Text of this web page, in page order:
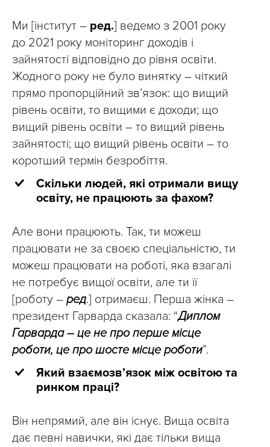
Ми [інститут – ред.] ведемо з 2001 року
до 2021 року моніторинг доходів і
зайнятості відповідно до рівня освіти.
Жодного року не було винятку – чіткий
прямо пропорційний зв’язок: що вищий
рівень освіти, то вищими є доходи; що
вищий рівень освіти – то вищий рівень
зайнятості; що вищий рівень освіти – то
коротший термін безробіття.
Скільки людей, які отримали вищу
освіту, не працюють за фахом?
Але вони працюють. Так, ти можеш
працювати не за своєю спеціальністю, ти
можеш працювати на роботі, яка взагалі
не потребує вищої освіти, але ти її
[роботу – ред.] отримаєш. Перша жінка –
президент Гарварда сказала: “Диплом
Гарварда – це не про перше місце
роботи, це про шосте місце роботи”.
Який взаємозв’язок між освітою та
ринком праці?
Він непрямий, але він існує. Вища освіта
дає певні навички, які дає тільки вища